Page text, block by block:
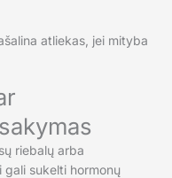
atliekas, jei mityba
riebalų arba
sukelti hormonų